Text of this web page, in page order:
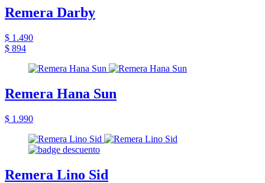
Remera Darby
$ 1.490
$ 894
Remera Hana Sun
$ 1.990
Remera Lino Sid